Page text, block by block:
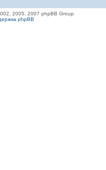
2005, 2007 phpBB Group
phpBB